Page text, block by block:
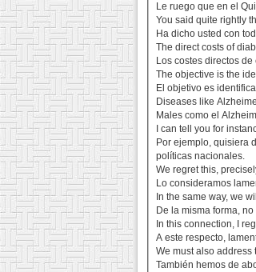
Le ruego que en el
You said quite rightly
Ha dicho usted con
The direct costs of
Los costes directos
The objective is the
El objetivo es
Diseases like
Males como el
I can tell you for
Por ejemplo, quisiera
políticas nacionales.
We regret this,
Lo consideramos
In the same way, we
De la misma forma,
In this connection, I
A este respecto,
We must also
También hemos de